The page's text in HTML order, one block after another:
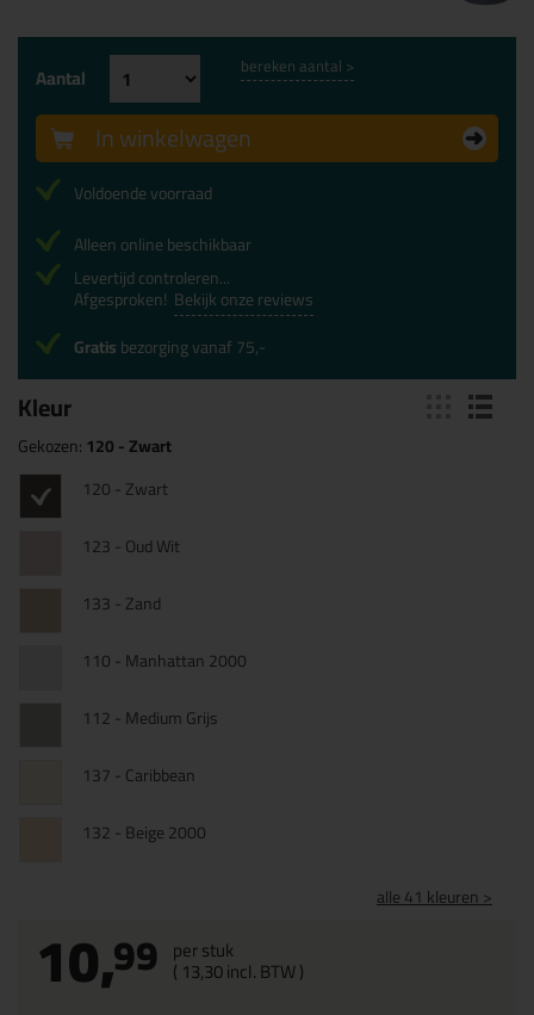
Kleur
Gekozen:120 - Zwart
120 - Zwart
123 - Oud Wit
133 - Zand
110 - Manhattan 2000
112 - Medium Grijs
137 - Caribbean
132 - Beige 2000
alle 41 kleuren >
10,99 per stuk
( 13,30incl. BTW )
Aantal bereken aantal >
In winkelwagen
Voldoende voorraad
Alleen online beschikbaar
Levertijd controleren...
Afgesproken! Bekijk onze reviews
Gratisbezorging vanaf 75,-